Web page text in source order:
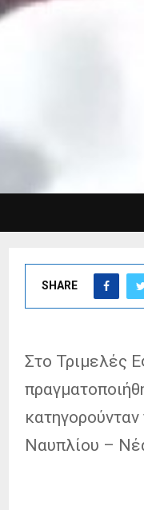
SHARE
Στο Τριμελές
Ναυπλίου –